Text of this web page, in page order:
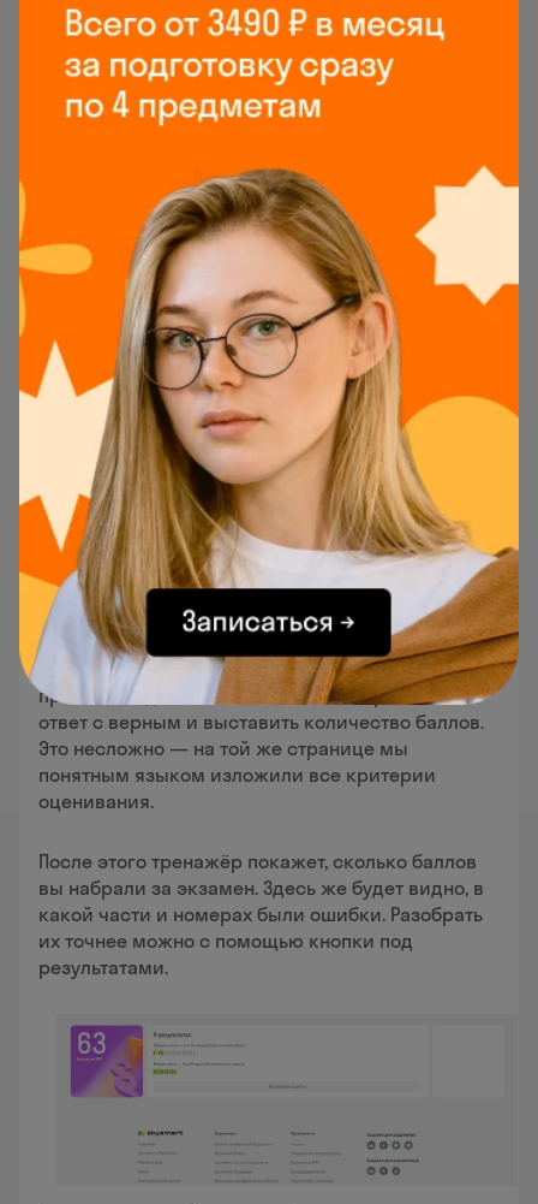
Слева — все задания пробника по порядку. Их
можно переключать здесь же или нажатием
кнопки Следующее задание . Как и на реальном
экзамене, задания можно выполнять по очереди
или в произвольном порядке. С последним
Если задание даётся трудно, перейдите к
следующему. Позже можно будет вернуться к
пропущенным, если останется время. По
окончании теста можно не дожидаться, пока
сработает таймер, и нажатьЗавершить тест
Тогда тренажёр перейдёт к проверке
результатов.
Разбор результатов начинается со 2 части
пробника. Здесь вы сможете сами сравнить
ответ с верным и выставить количество баллов.
Это несложно — на той же странице мы
понятным языком изложили все критерии
оценивания.
После этого тренажёр покажет, сколько баллов
вы набрали за экзамен. Здесь же будет видно, в
какой части и номерах были ошибки. Разобрать
их точнее можно с помощью кнопки под
результатами.